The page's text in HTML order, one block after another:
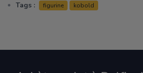
Tags :
figurine kobold